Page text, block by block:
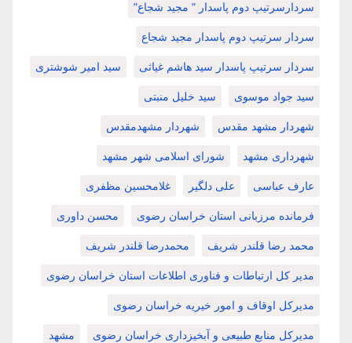
سردارسرتیپ دوم پاسدار " مجید شجاع"
سردار سرتیپ دوم پاسدار مجید شجاع
سردار سرتیپ پاسدار سید هاشم غیاثی سید امیر شوشتری
سید جواد موسوی سید خلیل منبتی
شهردار مشهد مقدس شهردار مشهدمقدس
شهرداری مشهد شورای اسلامی شهر مشهد
عارف عباسی علی دلگیر غلامحسین مظفری
فرمانده مرزبانی استان خراسان رضوی محسن داوری
محمد رضا قلندر شریف محمدرضا قلندر شریف
مدیر کل ارتباطات و فناوری اطلاعات استان خراسان رضوی
مدیرکل اوقاف و امور خیریه خراسان رضوی
مدیرکل منابع طبیعی و آبخیزداری خراسان رضوی مشهد